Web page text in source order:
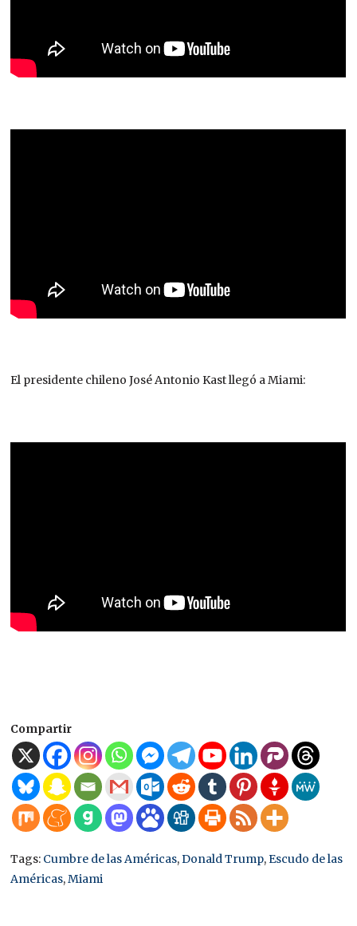
El presidente chileno José Antonio Kast llegó a Miami:
Compartir
Tags: Cumbre de las Américas,Donald Trump,Escudo de las
Américas,Miami